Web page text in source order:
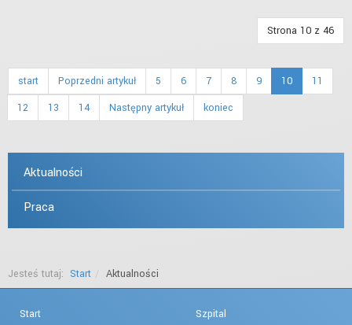
Strona 10 z 46
start Poprzedni artykuł 5 6 7 8 9 10
11
12
13 14 Następny artykuł koniec
Aktualności
Praca
Jesteś tutaj: Start Aktualności
Start Szpital